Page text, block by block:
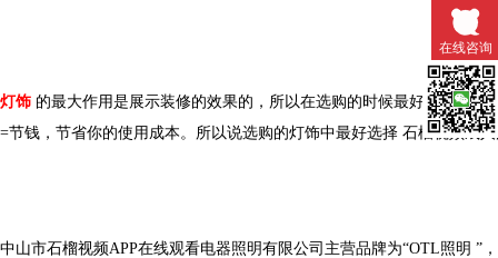
灯饰 的最大作用是展示装修的效果的，所以在选购的时候最好是以简洁
=节钱，节省你的使用成本。所以说选购的灯饰中最好选择 石榴视频成
中山市石榴视频APP在线观看电器照明有限公司主营品牌为“OTL照明
在线咨询
微信扫一扫